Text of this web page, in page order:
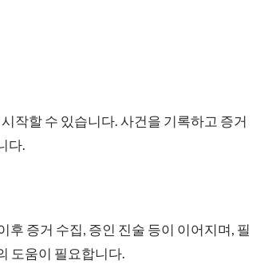
작할 수 있습니다. 사건을 기록하고 증거
다.
증거 수집, 증인 진술 등이 이어지며, 필
도움이 필요합니다.